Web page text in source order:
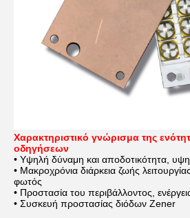
Χαρακτηριστικό γνώρισμα της
οδηγήσεων
• Υψηλή δύναμη και αποδοτικότητα,
• Μακροχρόνια διάρκεια ζωής
φωτός
• Προστασία του περιβάλλοντος,
• Συσκευή προστασίας διόδων Zener